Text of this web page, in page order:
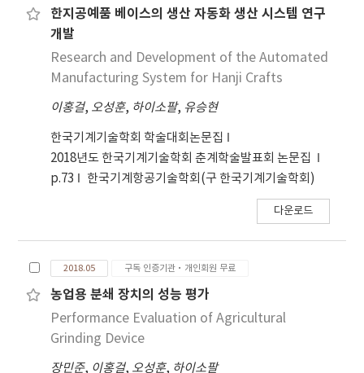
한지공예품 베이스의 생산 자동화 생산 시스템 연구
개발
Research and Development of the Automated
Manufacturing System for Hanji Crafts
이홍걸, 오성훈, 하이소팔, 유승현
한국기계기술학회 학술대회논문집
2018년도 한국기계기술학회 춘계학술발표회 논문집
p.73
한국기계항공기술학회(구 한국기계기술학회)
다운로드
2018.05 구독 인증기관·개인회원 무료
농업용 분쇄 장치의 성능 평가
Performance Evaluation of Agricultural
Grinding Device
장민준, 이홍걸, 오성훈, 하이소팔